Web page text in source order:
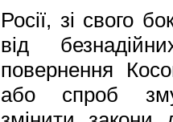
Росії, зі свого
від
повернення
або спроб